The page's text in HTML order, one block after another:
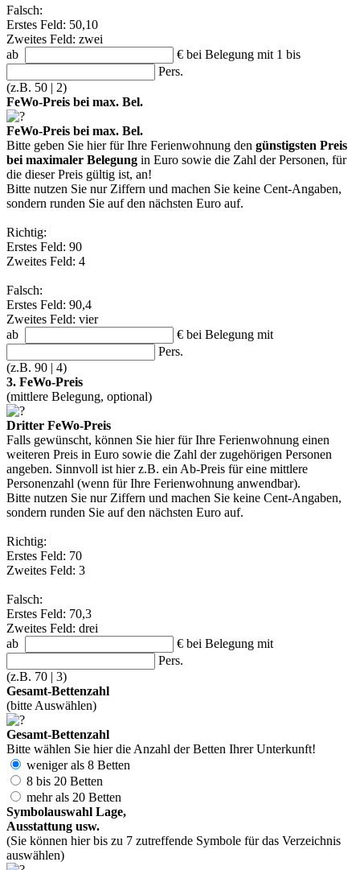
Falsch:
Erstes Feld: 50,10
Zweites Feld: zwei
ab
€ bei Belegung mit 1 bis
Pers.
(z.B. 50 | 2)
FeWo-Preis bei max. Bel.
FeWo-Preis bei max. Bel.
Bitte geben Sie hier für Ihre Ferienwohnung den günstigsten Preis
bei maximaler Belegung in Euro sowie die Zahl der Personen, für
die dieser Preis gültig ist, an!
Bitte nutzen Sie nur Ziffern und machen Sie keine Cent-Angaben,
sondern runden Sie auf den nächsten Euro auf.
Richtig:
Erstes Feld: 90
Zweites Feld: 4
Falsch:
Erstes Feld: 90,4
Zweites Feld: vier
ab
€ bei Belegung mit
Pers.
(z.B. 90 | 4)
3. FeWo-Preis
(mittlere Belegung, optional)
Dritter FeWo-Preis
Falls gewünscht, können Sie hier für Ihre Ferienwohnung einen
weiteren Preis in Euro sowie die Zahl der zugehörigen Personen
angeben. Sinnvoll ist hier z.B. ein Ab-Preis für eine mittlere
Personenzahl (wenn für Ihre Ferienwohnung anwendbar).
Bitte nutzen Sie nur Ziffern und machen Sie keine Cent-Angaben,
sondern runden Sie auf den nächsten Euro auf.
Richtig:
Erstes Feld: 70
Zweites Feld: 3
Falsch:
Erstes Feld: 70,3
Zweites Feld: drei
ab
€ bei Belegung mit
Pers.
(z.B. 70 | 3)
Gesamt-Bettenzahl
(bitte Auswählen)
Gesamt-Bettenzahl
Bitte wählen Sie hier die Anzahl der Betten Ihrer Unterkunft!
weniger als 8 Betten
8 bis 20 Betten
mehr als 20 Betten
Symbolauswahl Lage,
Ausstattung usw.
(Sie können hier bis zu 7 zutreffende Symbole für das Verzeichnis
auswählen)